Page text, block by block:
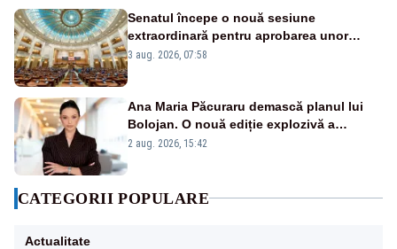
Senatul începe o nouă sesiune
extraordinară pentru aprobarea unor
jaloane din PNRR
3 aug. 2026, 07:58
Ana Maria Păcuraru demască planul lui
Bolojan. O nouă ediție explozivă a
emisiunii „Miza Zilei” la Realitatea PLUS
2 aug. 2026, 15:42
CATEGORII POPULARE
Actualitate